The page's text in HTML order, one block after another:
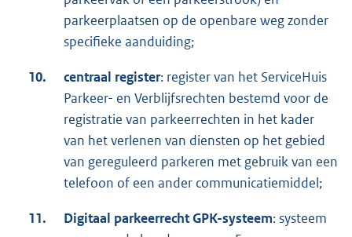
parkeerplaatsen op de openbare weg zonder
specifieke aanduiding;
10. centraal register: register van het ServiceHuis
Parkeer- en Verblijfsrechten bestemd voor de
registratie van parkeerrechten in het kader
van het verlenen van diensten op het gebied
van gereguleerd parkeren met gebruik van een
telefoon of een ander communicatiemiddel;
11. Digitaal parkeerrecht GPK-systeem: systeem